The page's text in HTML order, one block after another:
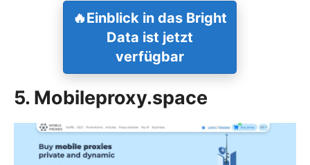
🔥Einblick in das Bright
Data ist jetzt
verfügbar
5. Mobileproxy.space